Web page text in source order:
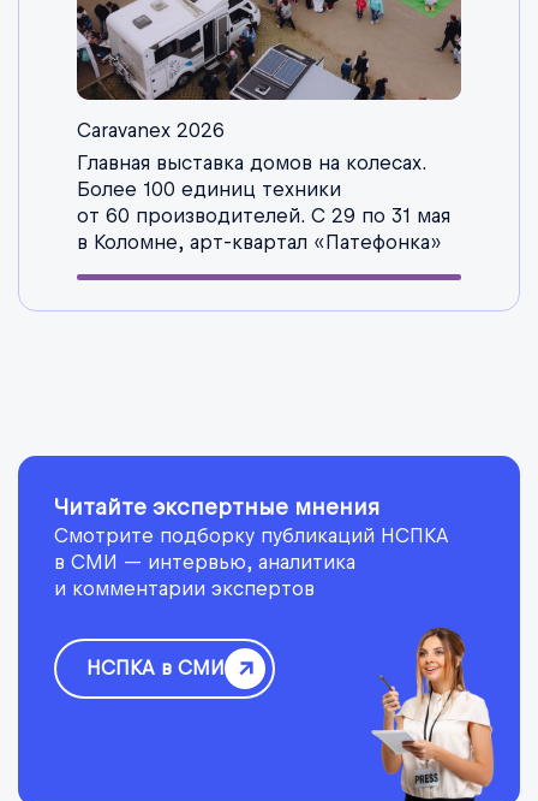
Caravanex 2026
Главная выставка домов на колесах.
Более 100 единиц техники
от 60 производителей. С 29 по 31 мая
в Коломне, арт-квартал «Патефонка»
Читайте экспертные мнения
Смотрите подборку публикаций НСПКА
в СМИ — интервью, аналитика
и комментарии экспертов
НСПКА в СМИ